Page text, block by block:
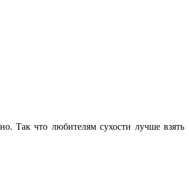
Так что любителям сухости лучше взять